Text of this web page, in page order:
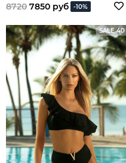
8720 7850 руб -10%
SALE 40